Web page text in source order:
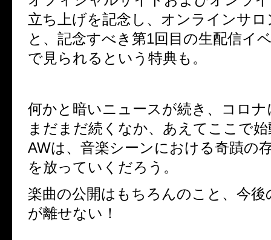
立ち上げを記念し、オンラインサ
と、 記念すべき第1回目の生配信イ
で見られるという特典も。
何かと暗いニュースが続き、コロ
まだまだ続くなか、 あえてここで
AWは、音楽シーンにおける奇蹟の
を放っていくだろう。
楽曲の公開はもちろんのこと、今後
が離せない！